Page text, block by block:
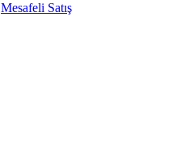
Mesafeli Satış